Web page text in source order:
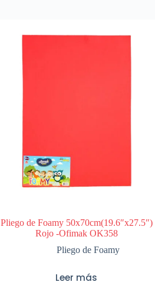
Pliego de Foamy 50x70cm(19.6″x27.5″)
Rojo -Ofimak OK358
Pliego de Foamy
Leer más